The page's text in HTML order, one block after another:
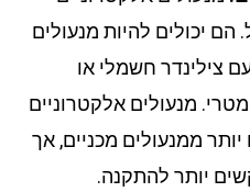
להיות מנעולים
חשמלי או
מנעולים אלקטרוניים
ממנעולים מכניים, אך
יותר להתקנה.